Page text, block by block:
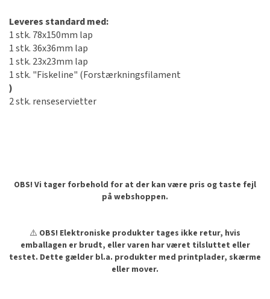
Leveres standard med:
1 stk. 78x150mm lap
1 stk. 36x36mm lap
1 stk. 23x23mm lap
1 stk. "Fiskeline" (Forstærkningsfilament
)
2 stk. renseservietter
OBS! Vi tager forbehold for at der kan være pris og taste fejl
på webshoppen.
⚠️ OBS! Elektroniske produkter tages ikke retur, hvis
emballagen er brudt, eller varen har været tilsluttet eller
testet. Dette gælder bl.a. produkter med printplader, skærme
eller mover.